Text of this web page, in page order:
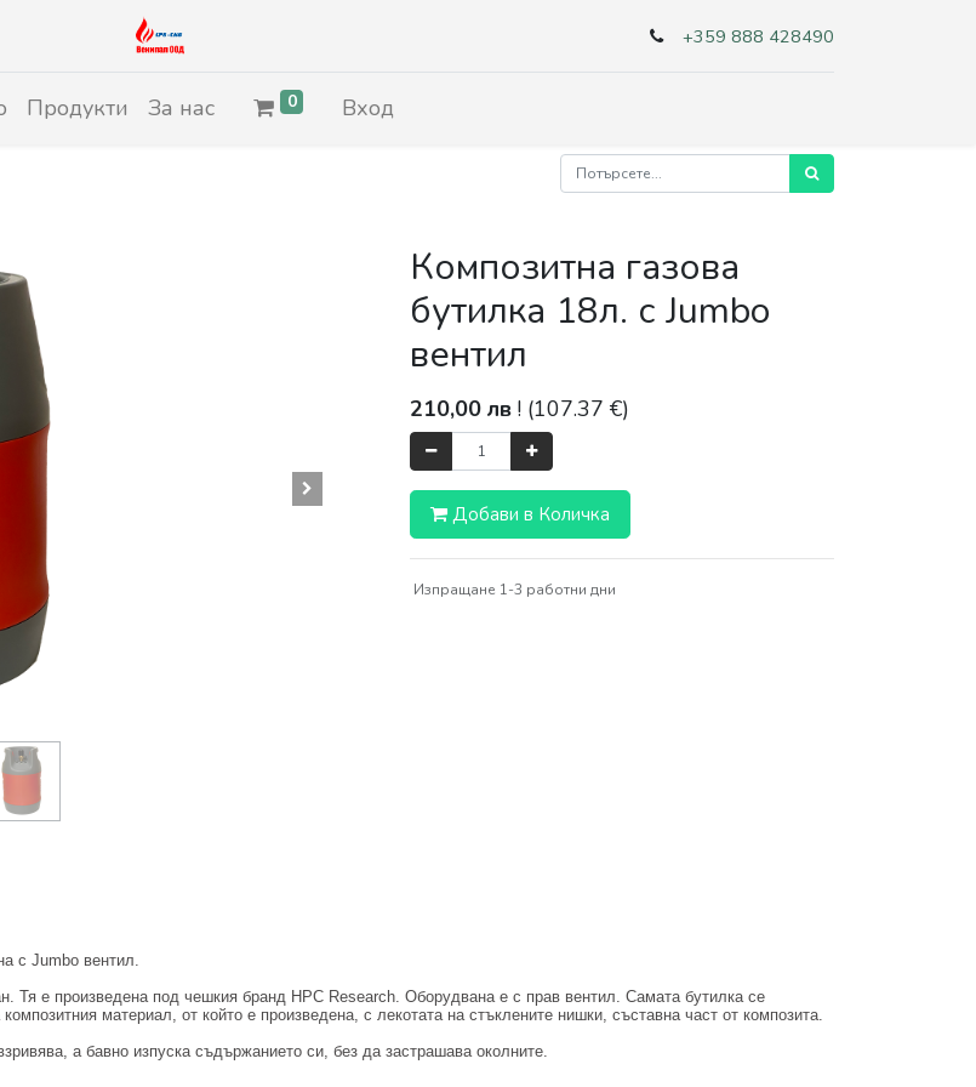
+359 888 428490
Продукти За нас 0 Вход
Композитна газова
бутилка 18л. с Jumbo
вентил
210,00 лв ! (107.37 €)
Добави в Количка
Изпращане 1-3 работни дни
с Jumbo вентил.
Тя е произведена под чешкия бранд HPC Research. Оборудвана е с прав вентил. Самата бутилка се
материал, от който е произведена, с лекотата на стъклените нишки, съставна част от композита.
а бавно изпуска съдържанието си, без да застрашава околните.